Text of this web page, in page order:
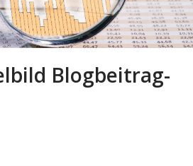
Blogbeitrag-